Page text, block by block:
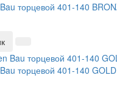
торцевой 401-140
торцевой 401-140 GOLD